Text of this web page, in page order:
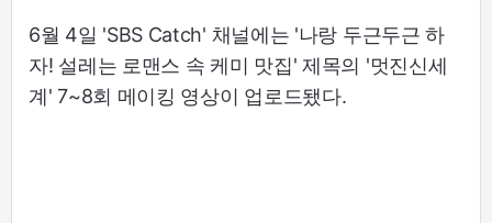
6월 4일 'SBS Catch' 채널에는 '나랑 두근두근 하
자! 설레는 로맨스 속 케미 맛집' 제목의 '멋진신세
계' 7~8회 메이킹 영상이 업로드됐다.